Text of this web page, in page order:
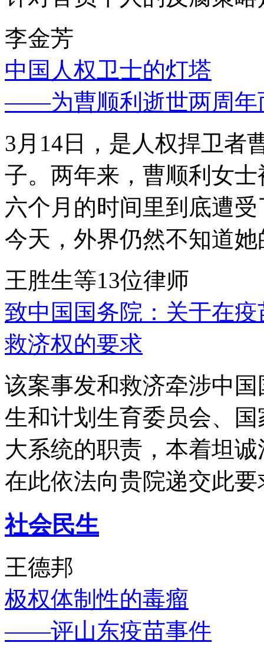
李金芳
中国人权卫士的灯塔
——为曹顺利逝世两周年
3月14日，是人权捍卫者
子。两年来，曹顺利女
六个月的时间里到底遭
今天，外界仍然不知道
王胜生等13位律师
致中国国务院：关于在
救济权的要求
该案事发和救济牵涉中
生和计划生育委员会、
大系统的职责，本着坦
在此依法向贵院递交此要
社会民生
王德邦
极权体制性的毒瘤
——评山东疫苗事件